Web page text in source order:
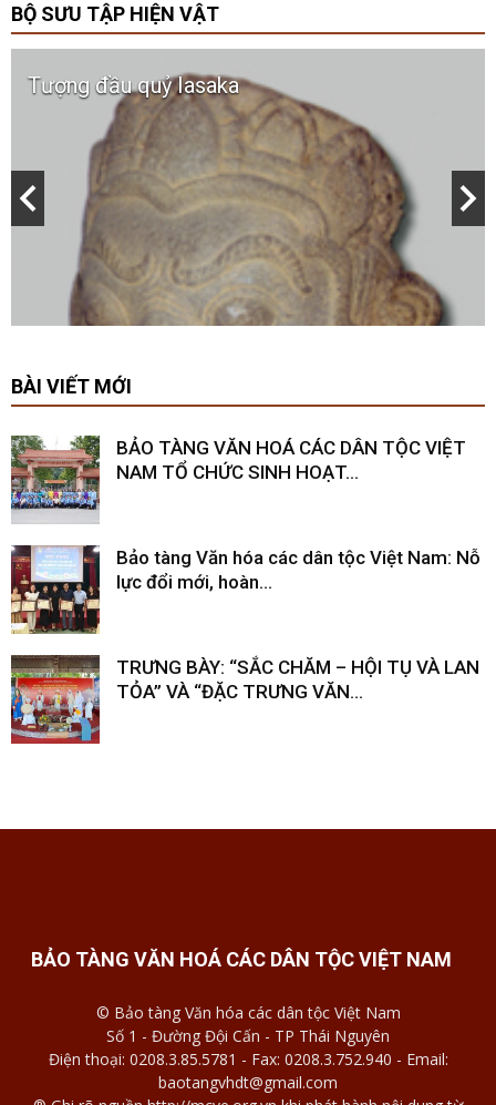
BỘ SƯU TẬP HIỆN VẬT
Ché gốm men lam
BÀI VIẾT MỚI
BẢO TÀNG VĂN HOÁ CÁC DÂN TỘC VIỆT
NAM TỔ CHỨC SINH HOẠT...
Bảo tàng Văn hóa các dân tộc Việt Nam: Nỗ
lực đổi mới, hoàn...
TRƯNG BÀY: “SẮC CHĂM – HỘI TỤ VÀ LAN
TỎA” VÀ “ĐẶC TRƯNG VĂN...
BẢO TÀNG VĂN HOÁ CÁC DÂN TỘC VIỆT NAM
© Bảo tàng Văn hóa các dân tộc Việt Nam
Số 1 - Đường Đội Cấn - TP Thái Nguyên
Điện thoại: 0208.3.85.5781 - Fax: 0208.3.752.940 - Email:
baotangvhdt@gmail.com